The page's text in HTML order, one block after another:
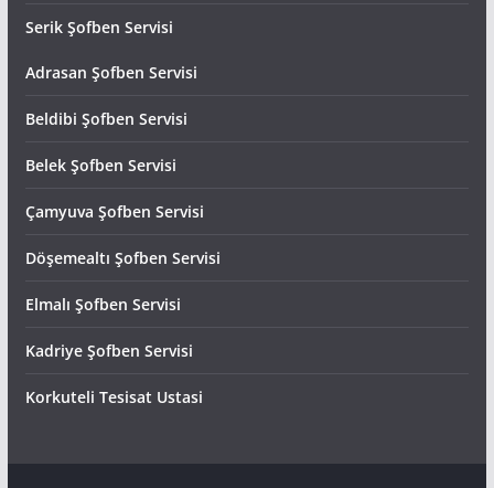
Serik Şofben Servisi
Adrasan Şofben Servisi
Beldibi Şofben Servisi
Belek Şofben Servisi
Çamyuva Şofben Servisi
Döşemealtı Şofben Servisi
Elmalı Şofben Servisi
Kadriye Şofben Servisi
Korkuteli Tesisat Ustasi